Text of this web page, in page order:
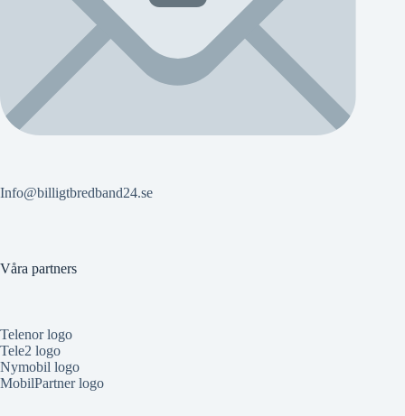
Info@billigtbredband24.se
Våra partners
Telenor logo
Tele2 logo
Nymobil logo
MobilPartner logo